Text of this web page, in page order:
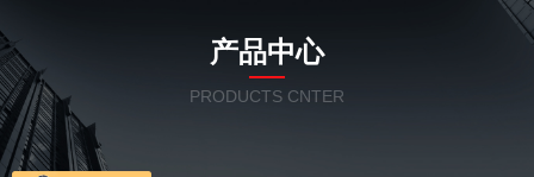
产品中心
PRODUCTS CNTER